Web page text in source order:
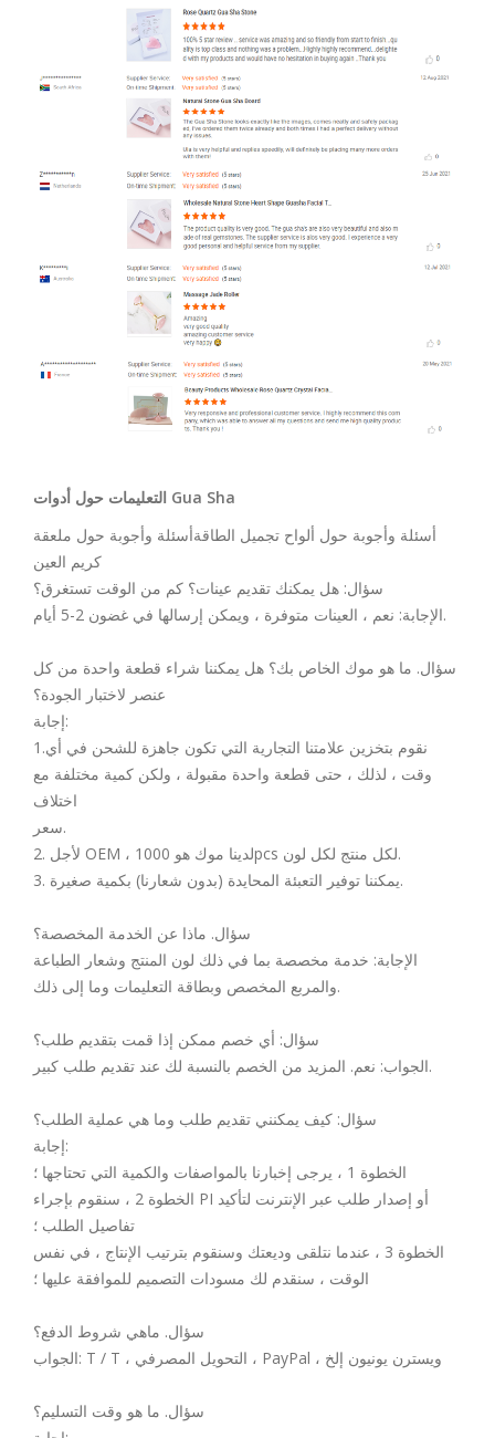
التعليمات حول أدوات Gua Sha
أسئلة وأجوبة حول ألواح تجميل الطاقةأسئلة وأجوبة حول ملعقة
كريم العين
سؤال: هل يمكنك تقديم عينات؟ كم من الوقت تستغرق؟
الإجابة: نعم ، العينات متوفرة ، ويمكن إرسالها في غضون 2-5 أيام.
سؤال. ما هو موك الخاص بك؟ هل يمكننا شراء قطعة واحدة من كل
عنصر لاختبار الجودة؟
إجابة:
1.نقوم بتخزين علامتنا التجارية التي تكون جاهزة للشحن في أي
وقت ، لذلك ، حتى قطعة واحدة مقبولة ، ولكن كمية مختلفة مع
اختلاف
سعر.
2. لأجل OEM ، لدينا موك هو 1000pcs لكل منتج لكل لون.
3. يمكننا توفير التعبئة المحايدة (بدون شعارنا) بكمية صغيرة.
سؤال. ماذا عن الخدمة المخصصة؟
الإجابة: خدمة مخصصة بما في ذلك لون المنتج وشعار الطباعة
والمربع المخصص وبطاقة التعليمات وما إلى ذلك.
سؤال: أي خصم ممكن إذا قمت بتقديم طلب؟
الجواب: نعم. المزيد من الخصم بالنسبة لك عند تقديم طلب كبير.
سؤال: كيف يمكنني تقديم طلب وما هي عملية الطلب؟
إجابة:
الخطوة 1 ، يرجى إخبارنا بالمواصفات والكمية التي تحتاجها ؛
الخطوة 2 ، سنقوم بإجراء PI أو إصدار طلب عبر الإنترنت لتأكيد
تفاصيل الطلب ؛
الخطوة 3 ، عندما نتلقى وديعتك وسنقوم بترتيب الإنتاج ، في نفس
الوقت ، سنقدم لك مسودات التصميم للموافقة عليها ؛
سؤال. ماهي شروط الدفع؟
الجواب: T / T ، التحويل المصرفي ، PayPal ، ويسترن يونيون إلخ
سؤال. ما هو وقت التسليم؟